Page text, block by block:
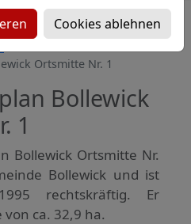
Ortsmitte Nr. 1
Bollewick
1
Bollewick Ortsmitte Nr.
Bollewick und ist
rechtskräftig. Er
ca. 32,9 ha.
Cookies ablehnen